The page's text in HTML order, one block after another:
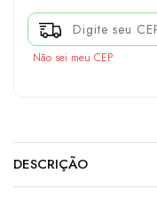
Não sei meu CEP
DESCRIÇÃO